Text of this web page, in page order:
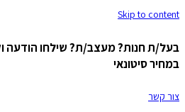
Skip to content
בעל/ת חנות? מעצב/ת? שילחו הודעה
במחיר סיטונאי
צור קשר